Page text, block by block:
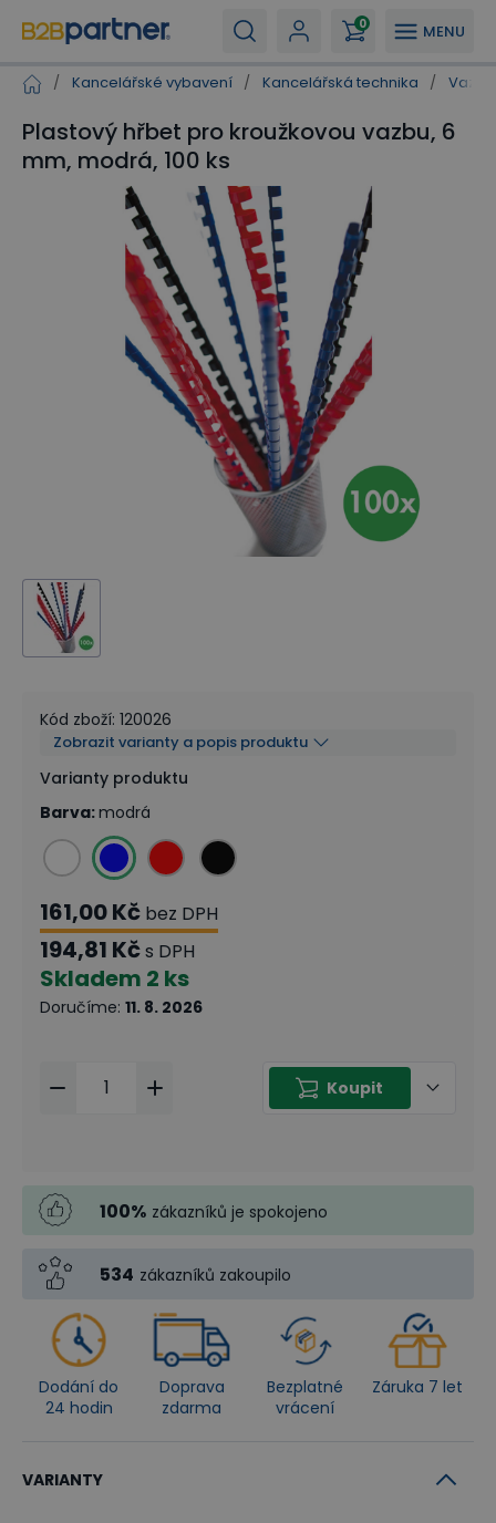
MENU
0
/ Kancelářské vybavení / Kancelářská technika /
Plastový hřbet pro kroužkovou vazbu, 6
mm, modrá, 100 ks
Kód zboží: 120026
Zobrazit varianty a popis produktu
Varianty produktu
Barva:modrá
161,00 Kč bez DPH
194,81 Kčs DPH
Skladem 2 ks
Doručíme: 11. 8. 2026
Koupit
100% zákazníků je spokojeno
534 zákazníků zakoupilo
Dodání do
24 hodin
Doprava
zdarma
Bezplatné
vrácení
Záruka 7 let
VARIANTY